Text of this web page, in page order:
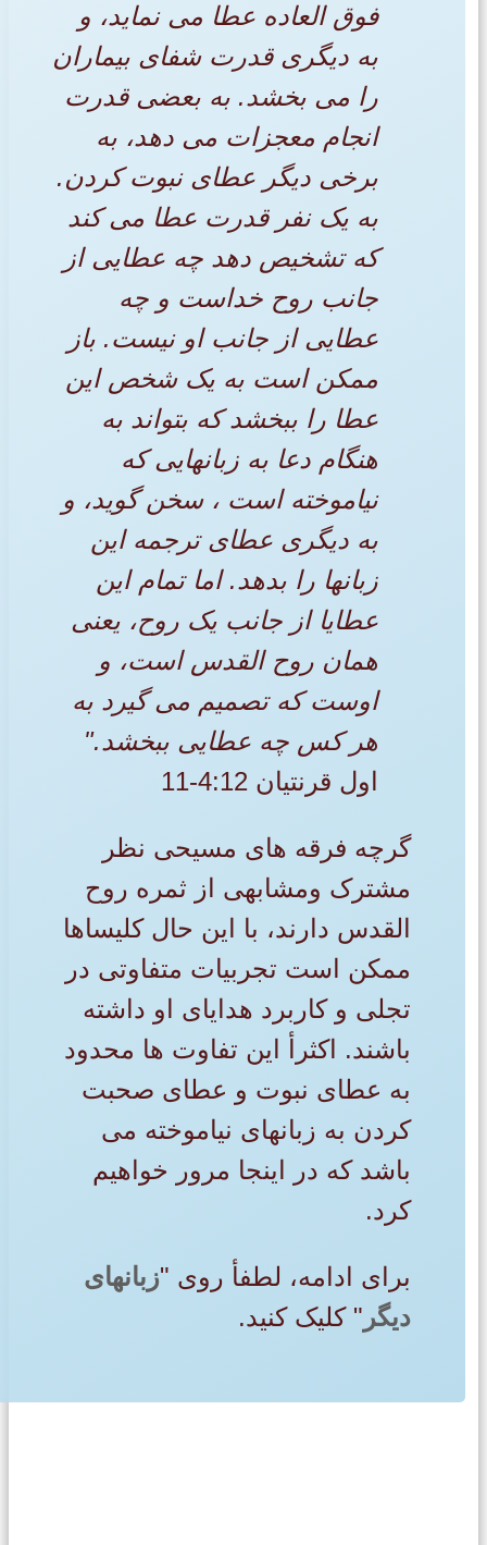
فوق العاده عطا می نماید، و
به دیگری قدرت شفای بیماران
را می بخشد. به بعضی قدرت
انجام معجزات می دهد، به
برخی دیگر عطای نبوت کردن.
به یک نفر قدرت عطا می کند
که تشخیص دهد چه عطایی از
جانب روح خداست و چه
عطایی از جانب او نیست. باز
ممکن است به یک شخص این
عطا را ببخشد که بتواند به
هنگام دعا به زبانهایی که
نیاموخته است ، سخن گوید، و
به دیگری عطای ترجمه این
زبانها را بدهد. اما تمام این
عطایا از جانب یک روح، یعنی
همان روح القدس است، و
اوست که تصمیم می گیرد به
هر کس چه عطایی ببخشد."
اول قرنتیان 4:12-11
گرچه فرقه های مسیحی نظر
مشترک ومشابهی از ثمره روح
القدس دارند، با این حال کلیساها
ممکن است تجربیات متفاوتی در
تجلی و کاربرد هدایای او داشته
باشند. اکثرأ این تفاوت ها محدود
به عطای نبوت و عطای صحبت
کردن به زبانهای نیاموخته می
باشد که در اینجا مرور خواهیم
کرد.
برای ادامه، لطفأ روی " زبانهای
دیگر" کلیک کنید.